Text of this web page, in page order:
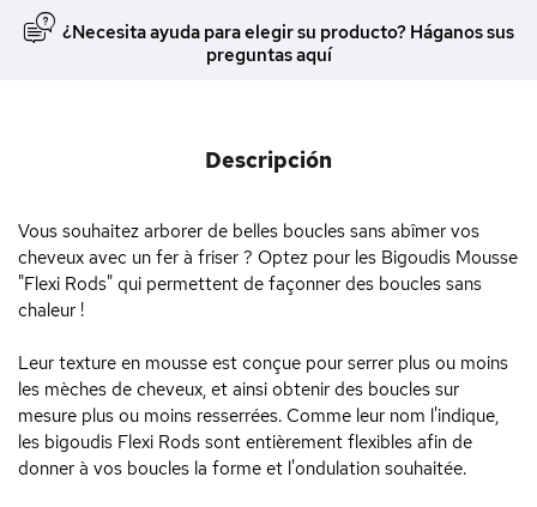
¿Necesita ayuda para elegir su producto? Háganos sus
preguntas aquí
Descripción
Vous souhaitez arborer de belles boucles sans abîmer vos
cheveux avec un fer à friser ? Optez pour les Bigoudis Mousse
"Flexi Rods" qui permettent de façonner des boucles sans
chaleur !
Leur texture en mousse est conçue pour serrer plus ou moins
les mèches de cheveux, et ainsi obtenir des boucles sur
mesure plus ou moins resserrées. Comme leur nom l'indique,
les bigoudis Flexi Rods sont entièrement flexibles afin de
donner à vos boucles la forme et l'ondulation souhaitée.